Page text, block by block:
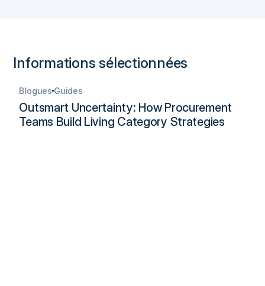
Informations sélectionnées
Blogues Guides
Outsmart Uncertainty: How Procurement
Teams Build Living Category Strategies